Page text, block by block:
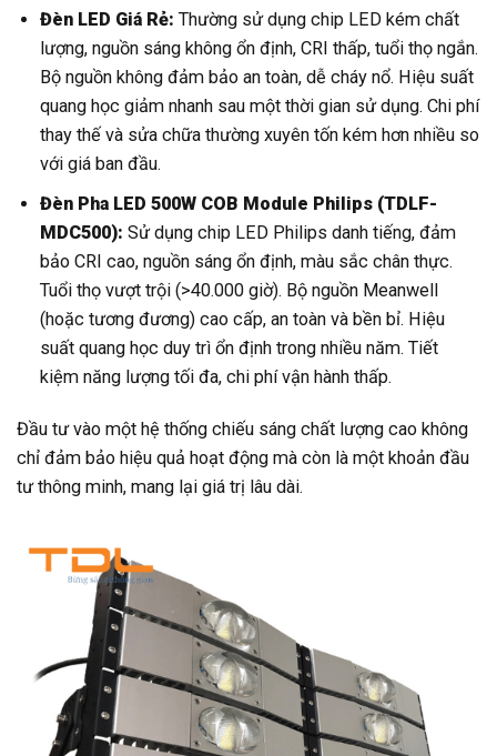
Đèn LED Giá Rẻ: Thường sử dụng chip LED kém chất
lượng, nguồn sáng không ổn định, CRI thấp, tuổi thọ ngắn.
Bộ nguồn không đảm bảo an toàn, dễ cháy nổ. Hiệu suất
quang học giảm nhanh sau một thời gian sử dụng. Chi phí
thay thế và sửa chữa thường xuyên tốn kém hơn nhiều so
với giá ban đầu.
Đèn Pha LED 500W COB Module Philips (TDLF-
MDC500): Sử dụng chip LED Philips danh tiếng, đảm
bảo CRI cao, nguồn sáng ổn định, màu sắc chân thực.
Tuổi thọ vượt trội (>40.000 giờ). Bộ nguồn Meanwell
(hoặc tương đương) cao cấp, an toàn và bền bỉ. Hiệu
suất quang học duy trì ổn định trong nhiều năm. Tiết
kiệm năng lượng tối đa, chi phí vận hành thấp.
Đầu tư vào một hệ thống chiếu sáng chất lượng cao không
chỉ đảm bảo hiệu quả hoạt động mà còn là một khoản đầu
tư thông minh, mang lại giá trị lâu dài.